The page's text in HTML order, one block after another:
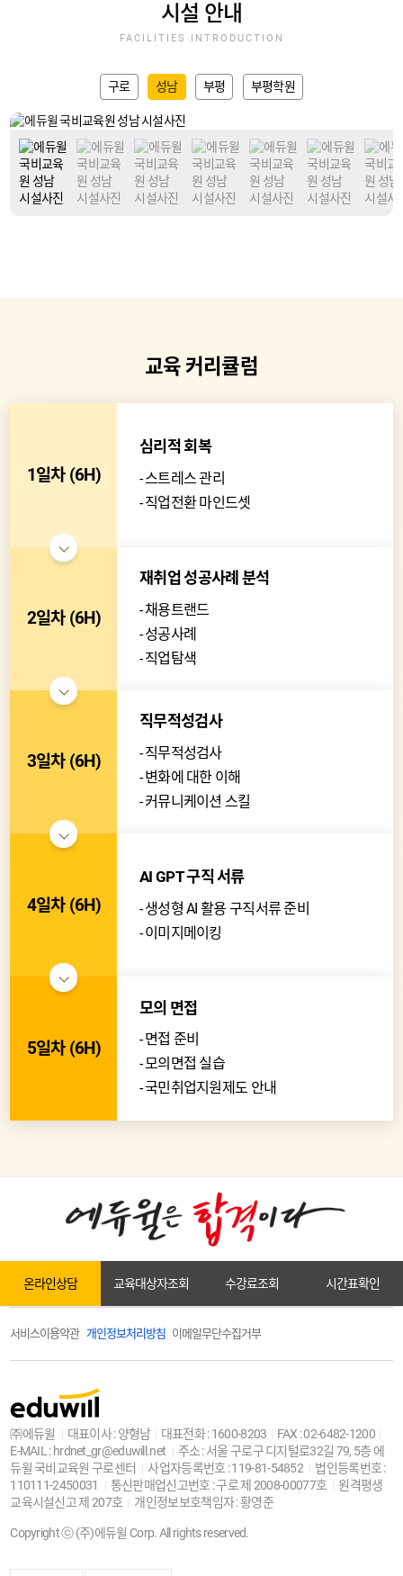
시설 안내
FACILITIES INTRODUCTION
구로 성남 부평 부평학원
교육 커리큘럼
1일차 (6H)
심리적 회복
스트레스 관리
직업전환 마인드셋
2일차 (6H)
재취업 성공사례 분석
채용트랜드
성공사례
직업탐색
3일차 (6H)
직무적성검사
직무적성검사
변화에 대한 이해
커뮤니케이션 스킬
4일차 (6H)
AI GPT 구직 서류
생성형 AI 활용 구직서류 준비
이미지메이킹
5일차 (6H)
모의 면접
면접 준비
모의면접 실습
국민취업지원제도 안내
온라인상담 교육대상자조회 수강료조회 시간표확인
서비스이용약관 개인정보처리방침 이메일무단수집거부
㈜에듀윌 대표이사 : 양형남 대표전화 : 1600-8203
FAX : 02-6482-1200
E-MAIL : hrdnet_gr@eduwill.net
주소 : 서울 구로구 디지털로32길 79, 5층 에
듀윌 국비교육원 구로센터
사업자등록번호 : 119-81-54852
법인등록번호 :
110111-2450031
통신판매업신고번호 : 구로 제 2008-00077호
원격평생
교육시설신고 제 207호
개인정보보호책임자 : 황영준
Copyright ⓒ (주)에듀윌 Corp. All rights reserved.